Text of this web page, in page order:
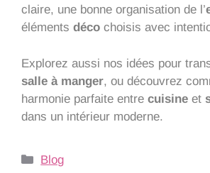
claire, une bonne organisation de l’
éléments déco choisis avec
Explorez aussi nos idées pour
salle à manger, ou découvrez
harmonie parfaite entre cuisine et
dans un intérieur moderne.
Blog